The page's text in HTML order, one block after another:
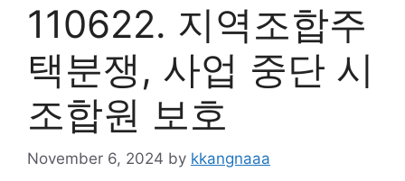
110622. 지역조합주
택분쟁, 사업 중단 시
조합원 보호
November 6, 2024 by kkangnaaa